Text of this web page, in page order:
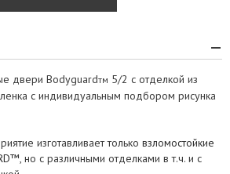
двери Bodyguardтм 5/2 с отделкой из
с индивидуальным подбором рисунка
изготавливает только взломостойкие
, но с различными отделками в т.ч. и с